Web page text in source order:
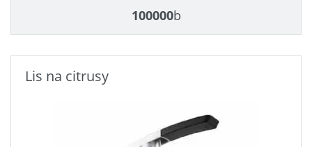
100000b
Lis na citrusy